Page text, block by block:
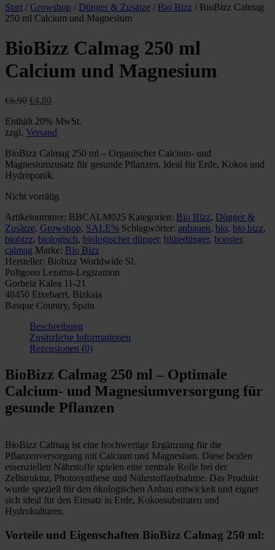
Start / Growshop / Dünger & Zusätze / Bio Bizz / BioBizz Calmag
250 ml Calcium und Magnesium
BioBizz Calmag 250 ml
Calcium und Magnesium
€6,90 Ursprünglicher
war:
€6,90
€4,80
ist:
€4,80.
Enthält 20% MwSt.
zzgl. Versand
BioBizz Calmag 250 ml – Organischer Calcium- und
Magnesiumzusatz für gesunde Pflanzen. Ideal für Erde, Kokos und
Hydroponik.
Nicht vorrätig
Artikelnummer: BBCALM025 Kategorien: Bio Bizz, Dünger &
Zusätze, Growshop, SALE% Schlagwörter: anbauen, bio, bio bizz,
biobizz, biologisch, biologischer dünger, blütedünger, booster,
calmag Marke: Bio Bizz
Hersteller: Biobizz Worldwide SL
Poligono Lezama-Legizamon
Gorbeia Kalea 11-21
48450 Etxebarri, Bizkaia
Basque Country, Spain
Beschreibung
Zusätzliche Informationen
Rezensionen (0)
BioBizz Calmag 250 ml – Optimale
Calcium- und Magnesiumversorgung für
gesunde Pflanzen
BioBizz Calmag ist eine hochwertige Ergänzung für die
Pflanzenversorgung mit Calcium und Magnesium. Diese beiden
essenziellen Nährstoffe spielen eine zentrale Rolle bei der
Zellstruktur, Photosynthese und Nährstoffaufnahme. Das Produkt
wurde speziell für den ökologischen Anbau entwickelt und eignet
sich ideal für den Einsatz in Erde, Kokossubstraten und
Hydrokulturen.
Vorteile und Eigenschaften BioBizz Calmag 250 ml: